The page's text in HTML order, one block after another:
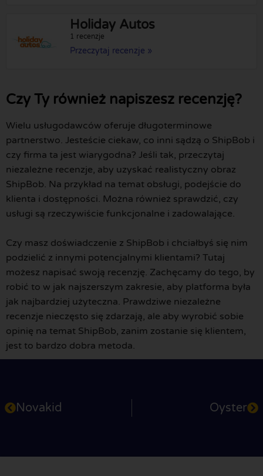
Holiday Autos
1 recenzje
Przeczytaj recenzje »
Czy Ty również napiszesz recenzję?
Wielu usługodawców oferuje długoterminowe
partnerstwo. Jesteście ciekaw, co inni sądzą o ShipBob i
czy firma ta jest wiarygodna? Jeśli tak, przeczytaj
niezależne recenzje, aby uzyskać realistyczny obraz
ShipBob. Na przykład na temat obsługi, podejście do
klienta i dostępności. Można również sprawdzić, czy
usługi są rzeczywiście funkcjonalne i zadowalające.
Czy masz doświadczenie z ShipBob i chciałbyś się nim
podzielić z innymi potencjalnymi klientami? Tutaj
możesz napisać swoją recenzję. Zachęcamy do tego, by
robić to w jak najszerszym zakresie, aby platforma była
jak najbardziej użyteczna. Prawdziwe niezależne
recenzje nieczęsto się zdarzają, ale aby wyrobić sobie
opinię na temat ShipBob, zanim zostanie się klientem,
jest to bardzo dobra metoda.
Novakid Oyster